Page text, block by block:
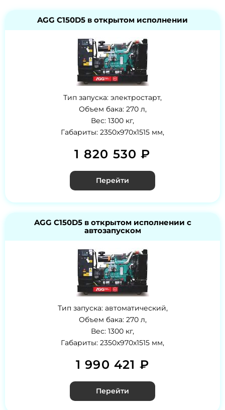
AGG C150D5 в открытом исполнении
Тип запуска: электростарт,
Объем бака: 270 л,
Вес: 1300 кг,
Габариты: 2350x970x1515 мм,
1 820 530 ₽
Перейти
AGG C150D5 в открытом исполнении с
автозапуском
Тип запуска: автоматический,
Объем бака: 270 л,
Вес: 1300 кг,
Габариты: 2350x970x1515 мм,
1 990 421 ₽
Перейти